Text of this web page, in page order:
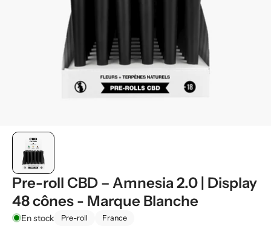
Pre-roll CBD – Amnesia 2.0 | Display
48 cônes - Marque Blanche
En stock Pre-roll France